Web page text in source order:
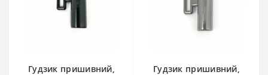
Гудзик пришивний,
Гудзик пришивний,